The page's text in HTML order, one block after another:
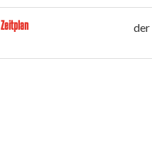
Zeitplan der